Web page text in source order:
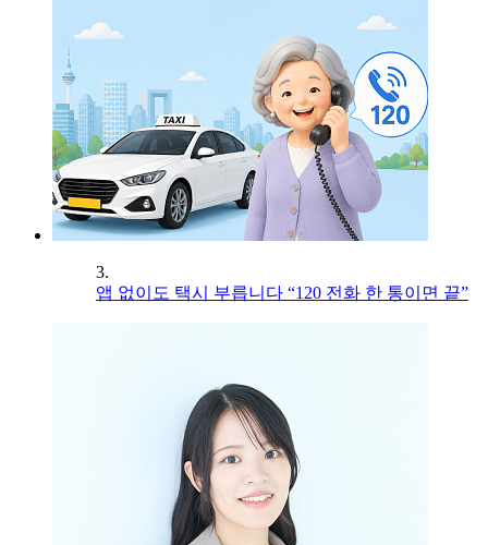
3.
앱 없이도 택시 부릅니다 “120 전화 한 통이면 끝”